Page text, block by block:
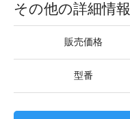
その他の詳細情報
販売価格
型番